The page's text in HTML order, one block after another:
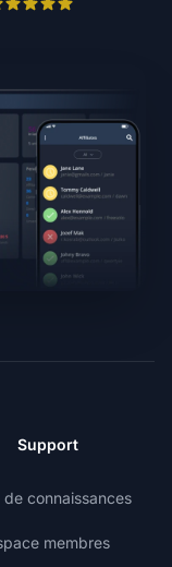
Support
de connaissances
membres